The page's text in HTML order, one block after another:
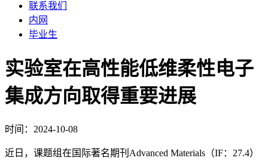
联系我们
内网
毕业生
实验室在高性能低维柔性电子
集成方向取得重要进展
时间：2024-10-08
近日，课题组在国际著名期刊Advanced Materials（IF：27.4）